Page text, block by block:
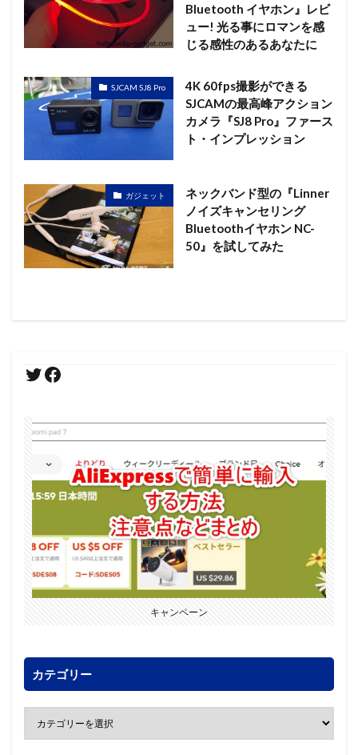
Bluetooth イヤホン』レビ
ュー! 光る事にロマンを感
じる感性のあるあなたに
SJCAM SJ8 Pro
4K 60fps撮影ができる
SJCAMの最高峰アクション
カメラ『SJ8 Pro』ファース
ト・インプレッション
ガジェット
ネックバンド型の『Linner
ノイズキャンセリング
Bluetoothイヤホン NC-
50』を試してみた
キャンペーン
カテゴリー